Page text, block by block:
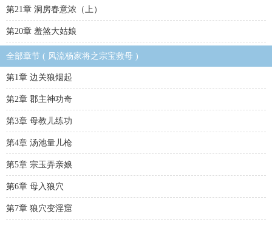
第21章 洞房春意浓（上）
第20章 羞煞大姑娘
全部章节 ( 风流杨家将之宗宝救母 )
第1章 边关狼烟起
第2章 郡主神功奇
第3章 母教儿练功
第4章 汤池量儿枪
第5章 宗玉弄亲娘
第6章 母入狼穴
第7章 狼穴变淫窟